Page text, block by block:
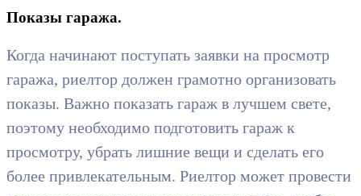
Показы гаража.
Когда начинают поступать заявки на просмотр
гаража, риелтор должен грамотно организовать
показы. Важно показать гараж в лучшем свете,
поэтому необходимо подготовить гараж к
просмотру, убрать лишние вещи и сделать его
более привлекательным. Риелтор может провести